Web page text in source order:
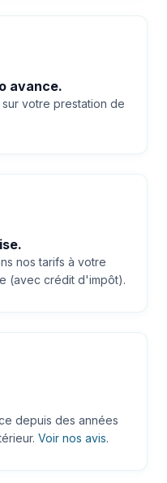
avance.
votre prestation de
nos tarifs à votre
(avec crédit d'impôt).
depuis des années
Voir nos avis.